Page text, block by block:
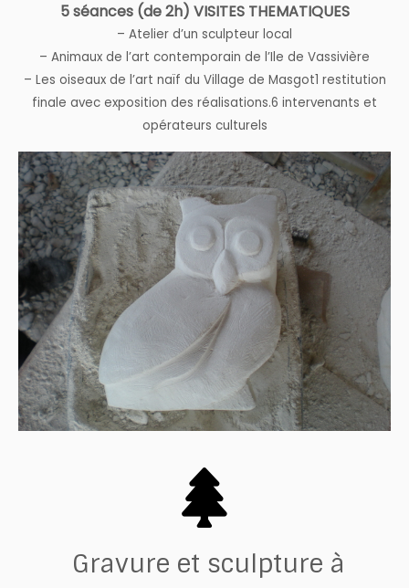
5 séances (de 2h) VISITES THEMATIQUES
– Atelier d’un sculpteur local
– Animaux de l’art contemporain de l’Ile de Vassivière
– Les oiseaux de l’art naïf du Village de Masgot1 restitution
finale avec exposition des réalisations.6 intervenants et
opérateurs culturels
Gravure et sculpture à